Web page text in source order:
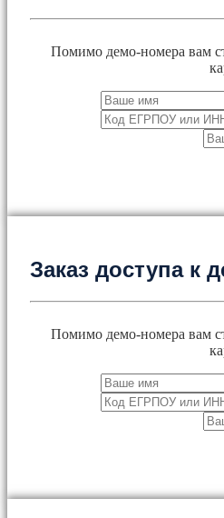
Помимо демо-номера вам
Заказ доступа к
Помимо демо-номера вам